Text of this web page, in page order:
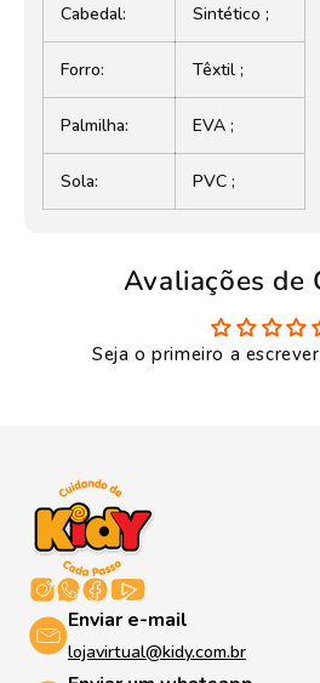
Cabedal: Sintético ;
Forro: Têxtil ;
Palmilha: EVA ;
Sola: PVC ;
Avaliações de
Seja o primeiro a
Enviar e-mail
lojavirtual@kidy.com.br